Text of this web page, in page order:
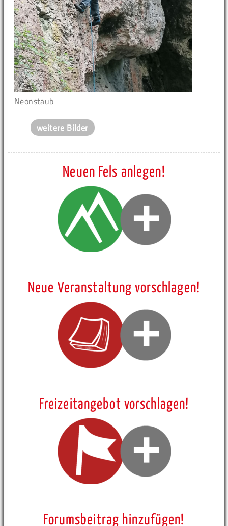
Neonstaub
weitere Bilder
Neuen Fels anlegen!
Neue Veranstaltung vorschlagen!
Freizeitangebot vorschlagen!
Forumsbeitrag hinzufügen!